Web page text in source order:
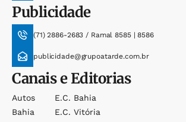
Publicidade
(71) 2886-2683 / Ramal 8585 | 8586
publicidade@grupoatarde.com.br
Canais e Editorias
Autos
Bahia
E.c. Bahia
E.c. Vitória